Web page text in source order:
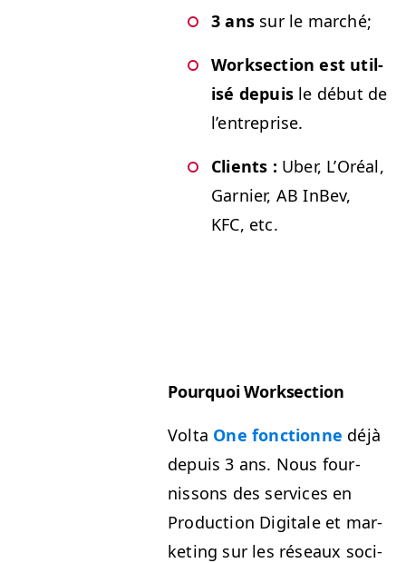
3 ans sur le marché;
Work­sec­tion est util­
isé depuis le début de
l’entreprise.
Clients : Uber, L’Oréal,
Gar­nier, AB InBev,
KFC, etc.
Pourquoi Work­sec­tion
Vol­ta One fonc­tionne déjà
depuis 3 ans. Nous four­
nissons des ser­vices en
Pro­duc­tion Dig­i­tale et mar­
ket­ing sur les réseaux soci­